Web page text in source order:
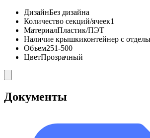
ДизайнБез дизайна
Количество секций/ячеек1
МатериалПластик/ПЭТ
Наличие крышкиконтейнер с
Объем251-500
ЦветПрозрачный
Документы